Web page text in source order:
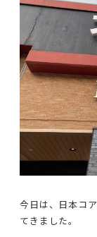
今日は、日本コ
てきました。